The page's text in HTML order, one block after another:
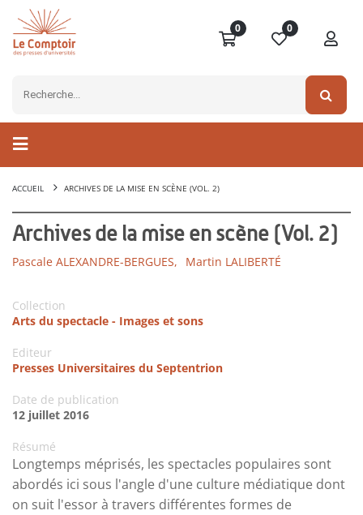
0 0
ACCUEIL ARCHIVES DE LA MISE EN SCÈNE (VOL. 2)
Archives de la mise en scène (Vol. 2)
Pascale ALEXANDRE-BERGUES, Martin LALIBERTÉ
Collection
Arts du spectacle - Images et sons
Editeur
Presses Universitaires du Septentrion
Date de publication
12 juillet 2016
Résumé
Longtemps méprisés, les spectacles populaires sont
abordés ici sous l'angle d'une culture médiatique dont
on suit l'essor à travers différentes formes de